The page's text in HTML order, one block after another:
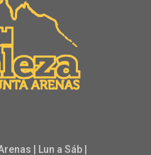
| Lun a Sáb |